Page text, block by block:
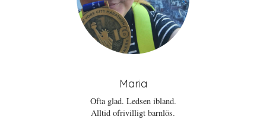
Maria
Ofta glad. Ledsen ibland.
Alltid ofrivilligt barnlös.